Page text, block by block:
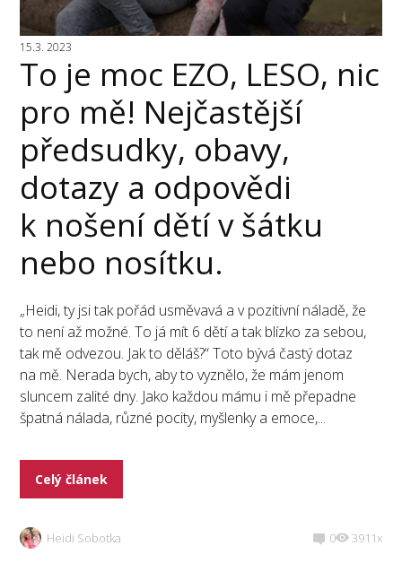
15.3. 2023
To je moc EZO, LESO, nic
pro mě! Nejčastější
předsudky, obavy,
dotazy a odpovědi
k nošení dětí v šátku
nebo nosítku.
„Heidi, ty jsi tak pořád usměvavá a v pozitivní náladě, že
to není až možné. To já mít 6 dětí a tak blízko za sebou,
tak mě odvezou. Jak to děláš?“ Toto bývá častý dotaz
na mě. Nerada bych, aby to vyznělo, že mám jenom
sluncem zalité dny. Jako každou mámu i mě přepadne
špatná nálada, různé pocity, myšlenky a emoce,...
Celý článek
Heidi Sobotka 0 3911x